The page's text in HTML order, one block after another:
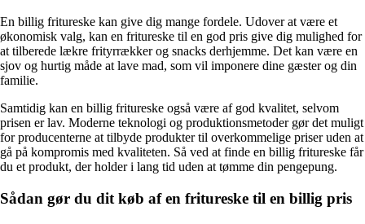
En billig fritureske kan give dig mange fordele. Udover at være et
økonomisk valg, kan en fritureske til en god pris give dig mulighed for
at tilberede lækre frityrrækker og snacks derhjemme. Det kan være en
sjov og hurtig måde at lave mad, som vil imponere dine gæster og din
familie.
Samtidig kan en billig fritureske også være af god kvalitet, selvom
prisen er lav. Moderne teknologi og produktionsmetoder gør det muligt
for producenterne at tilbyde produkter til overkommelige priser uden at
gå på kompromis med kvaliteten. Så ved at finde en billig fritureske får
du et produkt, der holder i lang tid uden at tømme din pengepung.
Sådan gør du dit køb af en fritureske til en billig pris